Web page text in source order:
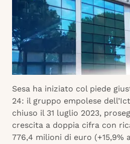
Sesa ha iniziato col piede
24: il gruppo empolese
chiuso il 31 luglio 2023,
crescita a doppia cifra con
776,4 milioni di euro (+15,9%